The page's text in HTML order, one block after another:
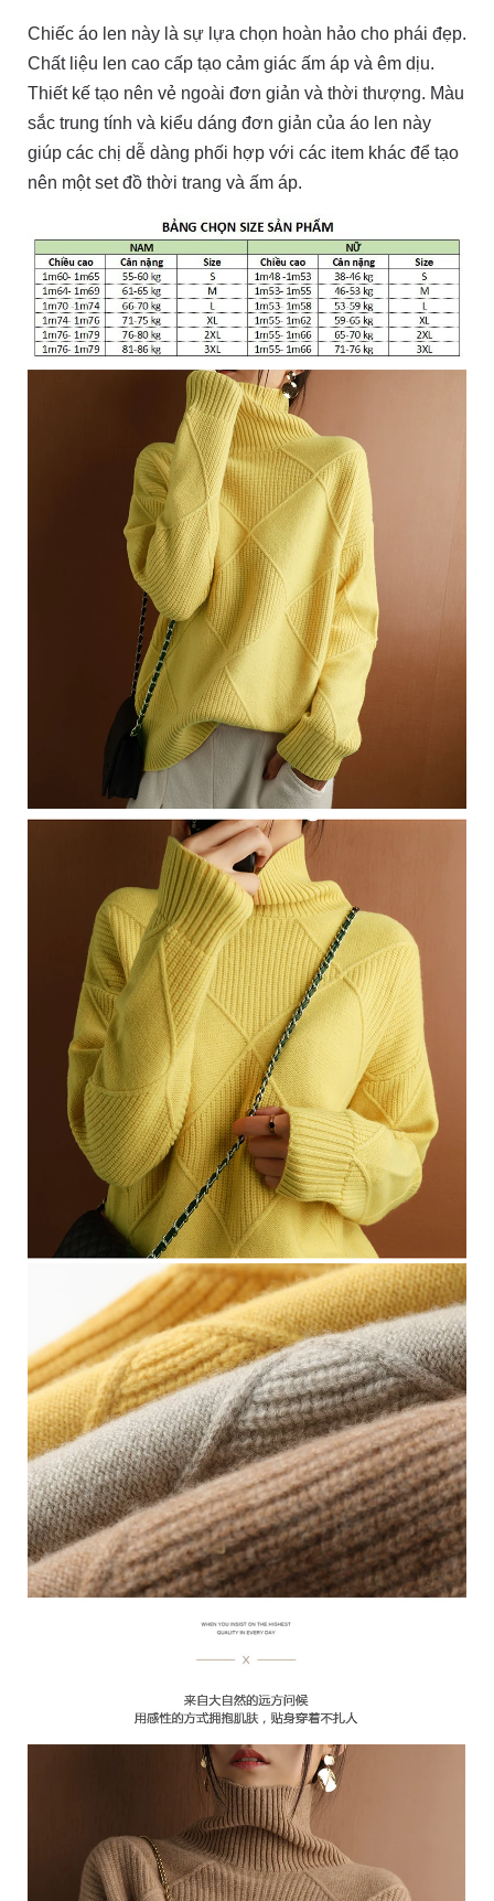
Chiếc áo len này là sự lựa chọn hoàn hảo cho phái đẹp.
Chất liệu len cao cấp tạo cảm giác ấm áp và êm dịu.
Thiết kế tạo nên vẻ ngoài đơn giản và thời thượng. Màu
sắc trung tính và kiểu dáng đơn giản của áo len này
giúp các chị dễ dàng phối hợp với các item khác để tạo
nên một set đồ thời trang và ấm áp.